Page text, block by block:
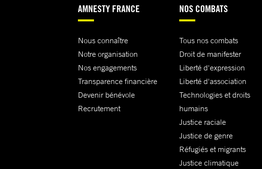
AMNESTY FRANCE
Nous connaître
Notre organisation
Nos engagements
Transparence financière
Devenir bénévole
Recrutement
NOS COMBATS
Tous nos combats
Droit de manifester
Liberté d'expression
Liberté d'association
Technologies et droits
humains
Justice raciale
Justice de genre
Réfugiés et migrants
Justice climatique